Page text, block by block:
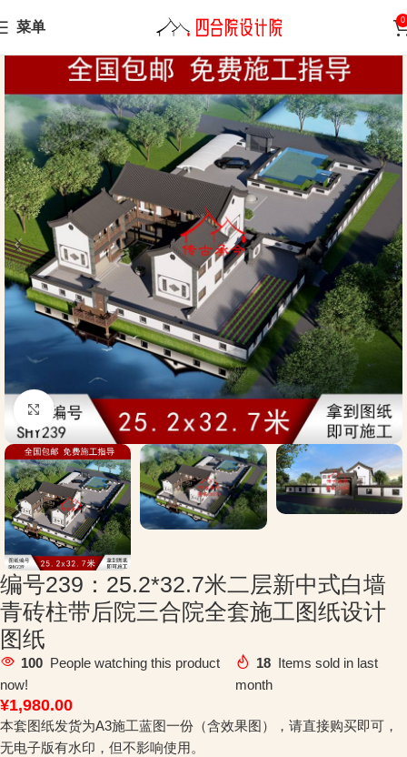
菜单 0
Home Sanheyuan
Click to enlarge
编号239：25.2*32.7米二层新中式白墙
青砖柱带后院三合院全套施工图纸设计
图纸
100 People watching this product
now!
18 Items sold in last
month
¥1,980.00
本套图纸发货为A3施工蓝图一份（含效果图），请直接购买即可，
无电子版有水印，但不影响使用。